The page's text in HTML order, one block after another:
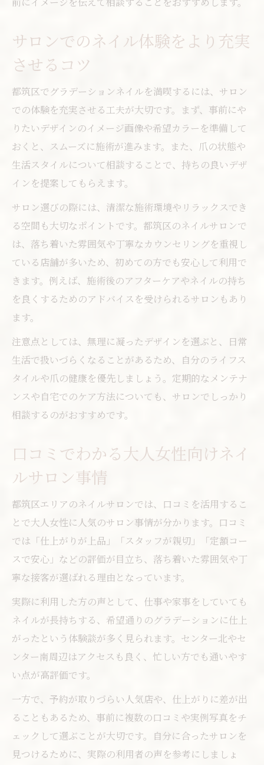
サロンでのネイル体験をより充実
させるコツ
都筑区でグラデーションネイルを満喫するには、サロン
での体験を充実させる工夫が大切です。まず、事前にや
りたいデザインのイメージ画像や希望カラーを準備して
おくと、スムーズに施術が進みます。また、爪の状態や
生活スタイルについて相談することで、持ちの良いデザ
インを提案してもらえます。
サロン選びの際には、清潔な施術環境やリラックスでき
る空間も大切なポイントです。都筑区のネイルサロンで
は、落ち着いた雰囲気や丁寧なカウンセリングを重視し
ている店舗が多いため、初めての方でも安心して利用で
きます。例えば、施術後のアフターケアやネイルの持ち
を良くするためのアドバイスを受けられるサロンもあり
ます。
注意点としては、無理に凝ったデザインを選ぶと、日常
生活で扱いづらくなることがあるため、自分のライフス
タイルや爪の健康を優先しましょう。定期的なメンテナ
ンスや自宅でのケア方法についても、サロンでしっかり
相談するのがおすすめです。
口コミでわかる大人女性向けネイ
ルサロン事情
都筑区エリアのネイルサロンでは、口コミを活用するこ
とで大人女性に人気のサロン事情が分かります。口コミ
では「仕上がりが上品」「スタッフが親切」「定額コー
スで安心」などの評価が目立ち、落ち着いた雰囲気や丁
寧な接客が選ばれる理由となっています。
実際に利用した方の声として、仕事や家事をしていても
ネイルが長持ちする、希望通りのグラデーションに仕上
がったという体験談が多く見られます。センター北やセ
ンター南周辺はアクセスも良く、忙しい方でも通いやす
い点が高評価です。
一方で、予約が取りづらい人気店や、仕上がりに差が出
ることもあるため、事前に複数の口コミや実例写真をチ
ェックして選ぶことが大切です。自分に合ったサロンを
見つけるために、実際の利用者の声を参考にしましょ